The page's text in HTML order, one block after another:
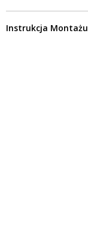
Instrukcja Montażu